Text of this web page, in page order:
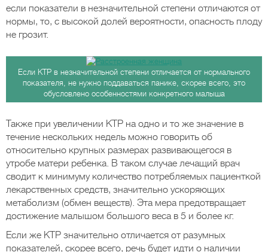
если показатели в незначительной степени отличаются от
нормы, то, с высокой долей вероятности, опасность плоду
не грозит.
Если КТР в незначительной степени отличается от нормального
показателя, не нужно поддаваться панике, скорее всего, это
обусловлено особенностями конкретного малыша
Также при увеличении КТР на одно и то же значение в
течение нескольких недель можно говорить об
относительно крупных размерах развивающегося в
утробе матери ребенка. В таком случае лечащий врач
сводит к минимуму количество потребляемых пациенткой
лекарственных средств, значительно ускоряющих
метаболизм (обмен веществ). Эта мера предотвращает
достижение малышом большого веса в 5 и более кг.
Если же КТР значительно отличается от разумных
показателей, скорее всего, речь будет идти о наличии